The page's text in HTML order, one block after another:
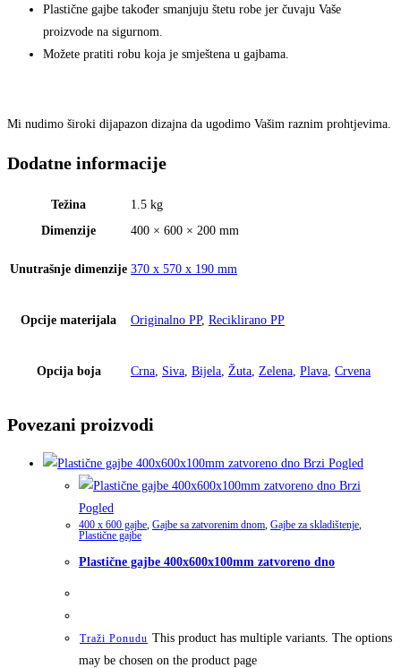
Plastične gajbe također smanjuju štetu robe jer čuvaju Vaše
proizvode na sigurnom.
Možete pratiti robu koja je smještena u gajbama.
Mi nudimo široki dijapazon dizajna da ugodimo Vašim raznim prohtjevima.
Dodatne informacije
Težina
1.5 kg
Dimenzije
400 × 600 × 200 mm
Unutrašnje dimenzije 370 x 570 x 190 mm
Opcije materijala Originalno PP, Reciklirano PP
Opcija boja Crna Siva Bijela Žuta Zelena Plava Crvena
Povezani proizvodi
Brzi Pogled
Brzi
Pogled
400 x 600 gajbe Gajbe sa zatvorenim dnom Gajbe za skladištenje
Plastične gajbe
Plastične gajbe 400x600x100mm zatvoreno dno
Traži Ponudu This product has multiple variants. The options
may be chosen on the product page